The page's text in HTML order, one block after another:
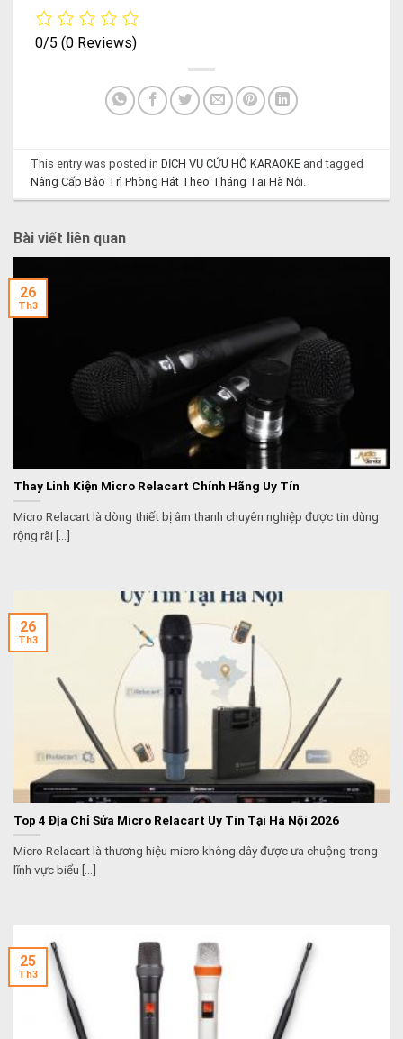
0/5 (0 Reviews)
This entry was posted inDỊCH VỤ CỨU HỘ KARAOKE and tagged
Nâng Cấp Bảo Trì Phòng Hát Theo Tháng Tại Hà Nội.
Bài viết liên quan
Thay Linh Kiện Micro Relacart Chính Hãng Uy Tín
Micro Relacart là dòng thiết bị âm thanh chuyên nghiệp được tin dùng
rộng rãi [...]
26
Th3
Top 4 Địa Chỉ Sửa Micro Relacart Uy Tín Tại Hà Nội 2026
Micro Relacart là thương hiệu micro không dây được ưa chuộng trong
lĩnh vực biểu [...]
26
Th3
25
Th3